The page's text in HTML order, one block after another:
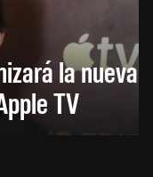
la nueva
TV